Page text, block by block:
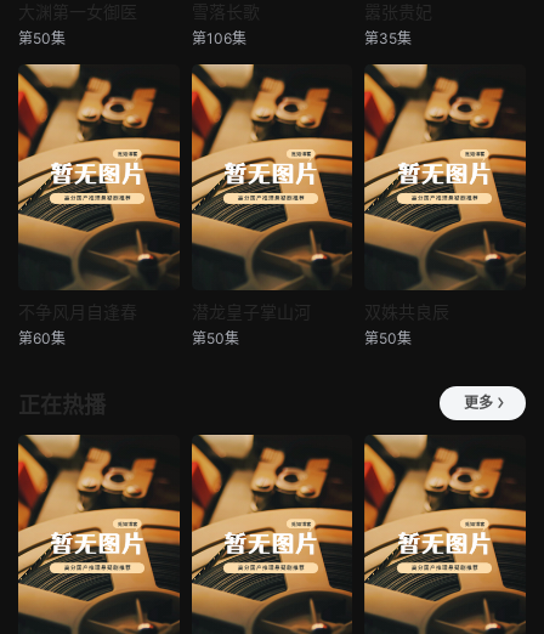
大渊第一女御医
大渊第一女御医
第50集
雪落长歌
雪落长歌
第106集
嚣张贵妃
嚣张贵妃
第35集
不争风月自逢春
第60集
潜龙皇子掌山河
第50集
双姝共良辰
双姝共良辰
第50集
正在热播 更多